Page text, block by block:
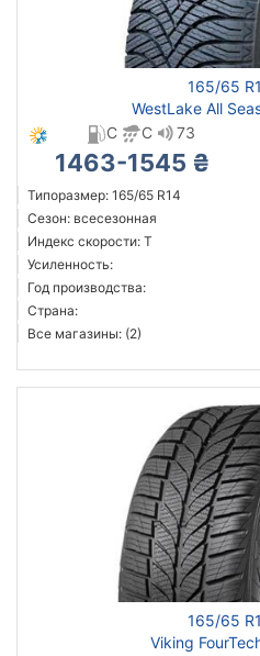
165/65
WestLake All
C
C 73
1463-1545 ₴
Типоразмер: 165/65 R14
Сезон: всесезонная
Индекс скорости: T
Усиленность:
Год производства:
Страна:
Все магазины: (2)
165/65
Viking
зимняя нешип
Triangle
Barum
CrossWind
Debica
Fronway
Goodride
Grenlander
Все бренды
Тип транспортного средства
Усиленная шина
Год производства
Страна производства